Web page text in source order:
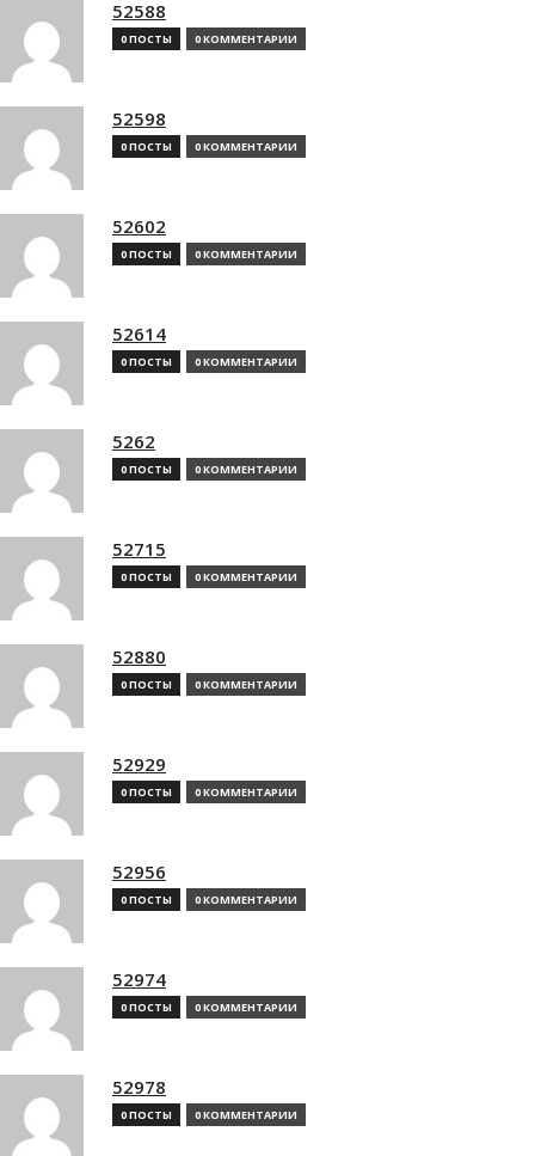
52588
0 ПОСТЫ 0 КОММЕНТАРИИ
52598
0 ПОСТЫ 0 КОММЕНТАРИИ
52602
0 ПОСТЫ 0 КОММЕНТАРИИ
52614
0 ПОСТЫ 0 КОММЕНТАРИИ
5262
0 ПОСТЫ 0 КОММЕНТАРИИ
52715
0 ПОСТЫ 0 КОММЕНТАРИИ
52880
0 ПОСТЫ 0 КОММЕНТАРИИ
52929
0 ПОСТЫ 0 КОММЕНТАРИИ
52956
0 ПОСТЫ 0 КОММЕНТАРИИ
52974
0 ПОСТЫ 0 КОММЕНТАРИИ
52978
0 ПОСТЫ 0 КОММЕНТАРИИ